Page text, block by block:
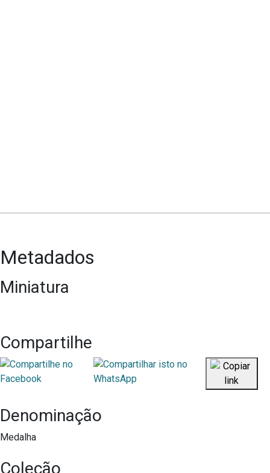
Metadados
Miniatura
Compartilhe
Denominação
Medalha
Coleção